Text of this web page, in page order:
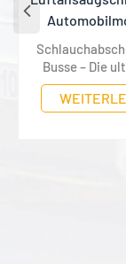
Busse – Die
Lösung für
frische